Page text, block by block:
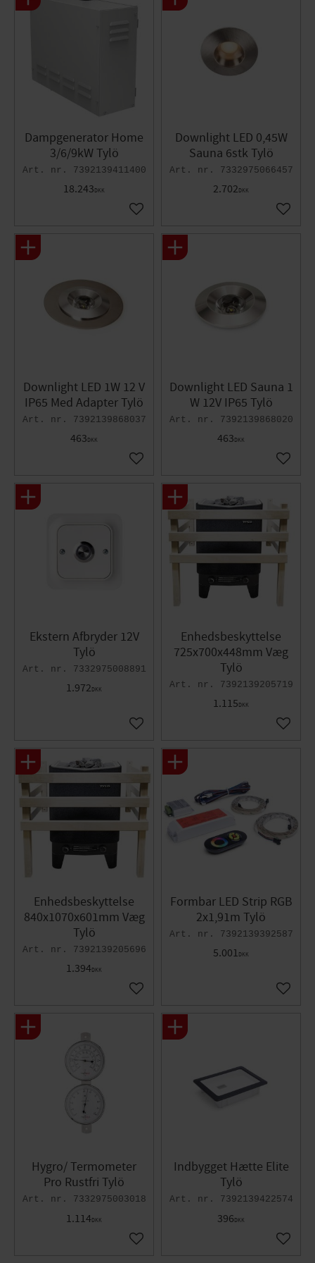
Dampgenerator Home
3/6/9kW Tylö
7392139411400
18.243DKK
Gem som favorit
Downlight LED 0,45W
Sauna 6stk Tylö​
7332975066457
2.702DKK
Gem
Downlight LED 1W 12 V
IP65 Med Adapter Tylö​
7392139868037
463DKK
Gem som favorit
Downlight LED Sauna 1
W 12V IP65 Tylö
7392139868020
463DKK
Gem
Ekstern Afbryder 12V
Tylö​
7332975008891
1.972DKK
Gem som favorit
Enhedsbeskyttelse
725x700x448mm Væg
Tylö
7392139205719
1.115DKK
Gem
Enhedsbeskyttelse
840x1070x601mm Væg
Tylö
7392139205696
1.394DKK
Gem som favorit
Formbar LED Strip RGB
2x1,91m Tylö
7392139392587
5.001DKK
Gem
Hygro/ Termometer
Pro Rustfri Tylö​
7332975003018
1.114DKK
Gem som favorit
Indbygget Hætte Elite
Tylö​
7392139422574
396DKK
Gem